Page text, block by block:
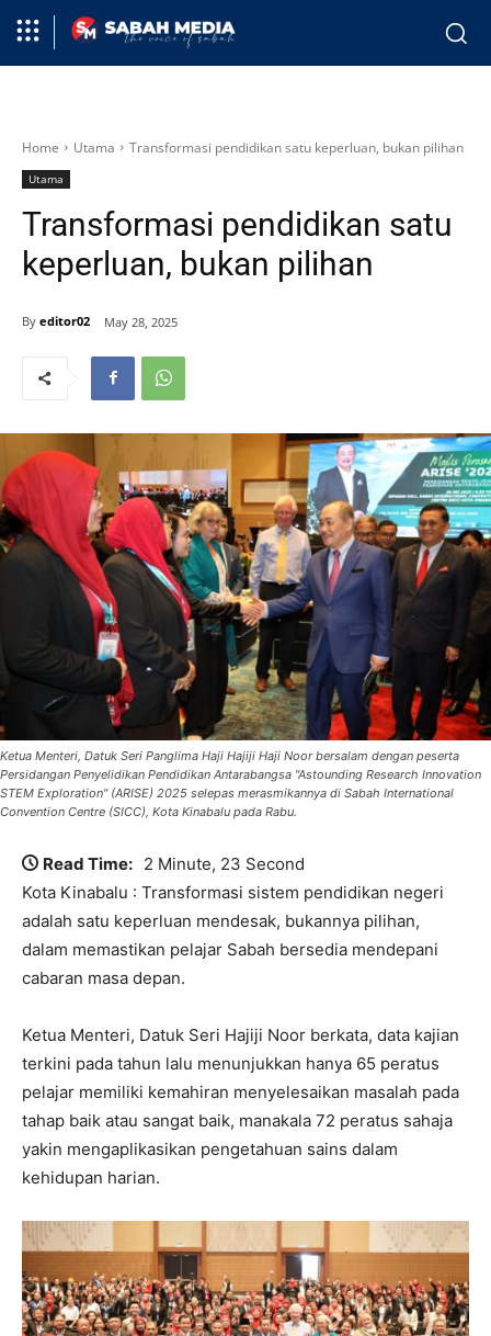
Home Utama Transformasi pendidikan satu keperluan, bukan pilihan
Utama
Transformasi pendidikan satu
keperluan, bukan pilihan
By editor02 May 28, 2025
Ketua Menteri, Datuk Seri Panglima Haji Hajiji Haji Noor bersalam dengan peserta
Persidangan Penyelidikan Pendidikan Antarabangsa "Astounding Research Innovation
STEM Exploration" (ARISE) 2025 selepas merasmikannya di Sabah International
Convention Centre (SICC), Kota Kinabalu pada Rabu.
Read Time: 2 Minute, 23 Second
Kota Kinabalu : Transformasi sistem pendidikan negeri
adalah satu keperluan mendesak, bukannya pilihan,
dalam memastikan pelajar Sabah bersedia mendepani
cabaran masa depan.
Ketua Menteri, Datuk Seri Hajiji Noor berkata, data kajian
terkini pada tahun lalu menunjukkan hanya 65 peratus
pelajar memiliki kemahiran menyelesaikan masalah pada
tahap baik atau sangat baik, manakala 72 peratus sahaja
yakin mengaplikasikan pengetahuan sains dalam
kehidupan harian.